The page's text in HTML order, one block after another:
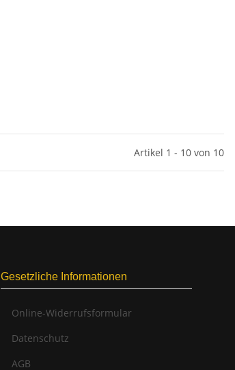
Artikel 1 - 10 von 10
Gesetzliche Informationen
Online-Widerrufsformular
Datenschutz
AGB